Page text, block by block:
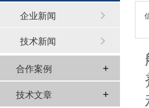
企业新闻
技术新闻
合作案例
技术文章